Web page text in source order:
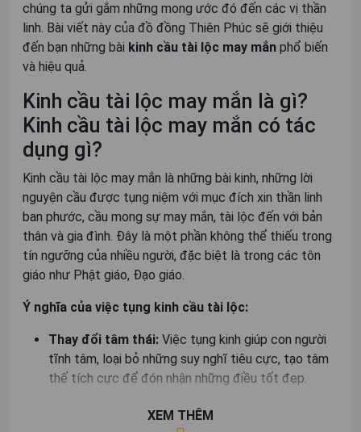
chúng ta gửi gắm những mong ước đó đến các vị thần
linh. Bài viết này của đồ đồng Thiên Phúc sẽ giới thiệu
đến bạn những bài kinh cầu tài lộc may mắn phổ biến
và hiệu quả.
Kinh cầu tài lộc may mắn là gì?
Kinh cầu tài lộc may mắn có tác
dụng gì?
Kinh cầu tài lộc may mắn là những bài kinh, những lời
nguyện cầu được tụng niệm với mục đích xin thần linh
ban phước, cầu mong sự may mắn, tài lộc đến với bản
thân và gia đình. Đây là một phần không thể thiếu trong
tín ngưỡng của nhiều người, đặc biệt là trong các tôn
giáo như Phật giáo, Đạo giáo.
Ý nghĩa của việc tụng kinh cầu tài lộc:
Thay đổi tâm thái: Việc tụng kinh giúp con người
tĩnh tâm, loại bỏ những suy nghĩ tiêu cực, tạo tâm
thế tích cực để đón nhận những điều tốt đẹp.
Tăng cường niềm tin: Niềm tin vào thần linh và
XEM THÊM